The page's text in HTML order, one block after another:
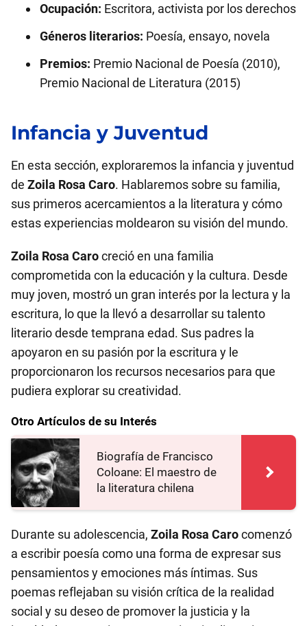
Ocupación: Escritora, activista por los derechos
Géneros literarios: Poesía, ensayo, novela
Premios: Premio Nacional de Poesía (2010),
Premio Nacional de Literatura (2015)
Infancia y Juventud
En esta sección, exploraremos la infancia y juventud
de Zoila Rosa Caro. Hablaremos sobre su familia,
sus primeros acercamientos a la literatura y cómo
estas experiencias moldearon su visión del mundo.
Zoila Rosa Carocreció en una familia
comprometida con la educación y la cultura. Desde
muy joven, mostró un gran interés por la lectura y la
escritura, lo que la llevó a desarrollar su talento
literario desde temprana edad. Sus padres la
apoyaron en su pasión por la escritura y le
proporcionaron los recursos necesarios para que
pudiera explorar su creatividad.
Otro Artículos de su Interés
Biografía de Francisco
Coloane: El maestro de
la literatura chilena
Durante su adolescencia, Zoila Rosa Carocomenzó
a escribir poesía como una forma de expresar sus
pensamientos y emociones más íntimas. Sus
poemas reflejaban su visión crítica de la realidad
social y su deseo de promover la justicia y la